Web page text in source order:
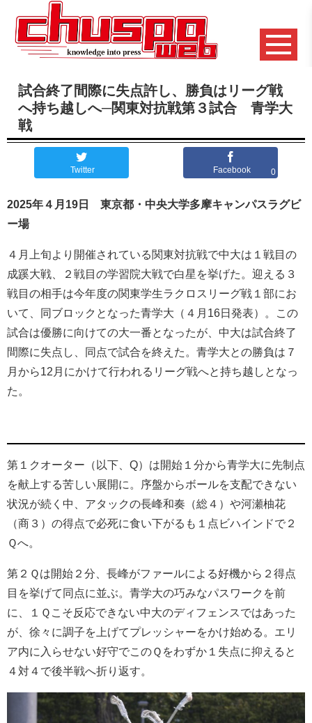
試合終了間際に失点許し、勝負はリーグ戦
へ持ち越しへ─関東対抗戦第３試合 青学大
戦
Twitter Facebook 0
2025年４月19日 東京都・中央大学多摩キャンパスラグビ
ー場
４月上旬より開催されている関東対抗戦で中大は１戦目の
成蹊大戦、２戦目の学習院大戦で白星を挙げた。迎える３
戦目の相手は今年度の関東学生ラクロスリーグ戦１部にお
いて、同ブロックとなった青学大（４月16日発表）。この
試合は優勝に向けての大一番となったが、中大は試合終了
間際に失点し、同点で試合を終えた。青学大との勝負は７
月から12月にかけて行われるリーグ戦へと持ち越しとなっ
た。
第１クオーター（以下、Q）は開始１分から青学大に先制点
を献上する苦しい展開に。序盤からボールを支配できない
状況が続く中、アタックの長峰和奏（総４）や河瀬柚花
（商３）の得点で必死に食い下がるも１点ビハインドで２
Ｑへ。
第２Ｑは開始２分、長峰がファールによる好機から２得点
目を挙げて同点に並ぶ。青学大の巧みなパスワークを前
に、１Ｑこそ反応できない中大のディフェンスではあった
が、徐々に調子を上げてプレッシャーをかけ始める。エリ
ア内に入らせない好守でこのＱをわずか１失点に抑えると
４対４で後半戦へ折り返す。